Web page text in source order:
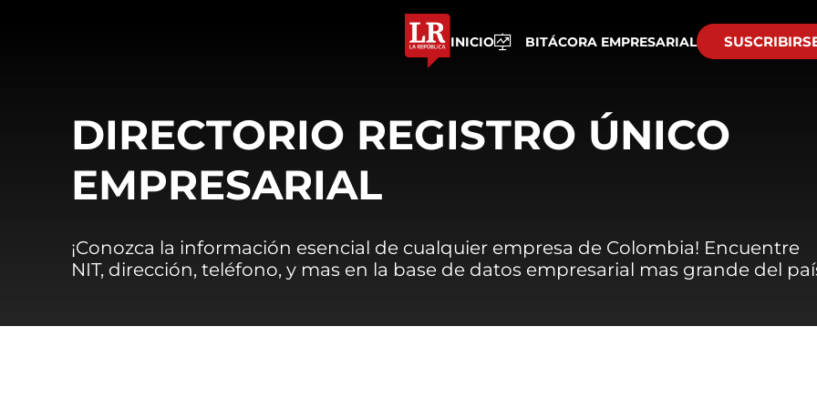
INICIO BITÁCORA EMPRESARIAL
DIRECTORIO REGISTRO ÚNICO
EMPRESARIAL
¡Conozca la información esencial de cualquier empresa de Colombia! Encuentre
NIT, dirección, teléfono, y mas en la base de datos empresarial mas grande del